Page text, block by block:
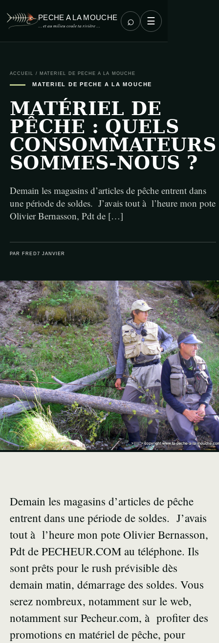
PECHE A LA MOUCHE
… et au milieu coule ta rivière … ⌕ ☰
ACCUEIL / MATERIEL DE PECHE A LA MOUCHE
MATERIEL DE PECHE A LA MOUCHE
MATÉRIEL DE
PÊCHE : QUELS
CONSOMMATEURS
SOMMES-NOUS ?
Demain les magasins d’articles de pêche entrent dans
une période de soldes. J’avais tout à l’heure mon pote
Olivier Bernasson, Pdt de […]
PAR FRED 7 JANVIER
Demain les magasins d’articles de pêche
entrent dans une période de soldes. J’avais
tout à l’heure mon pote Olivier Bernasson,
Pdt de PECHEUR.COM au téléphone. Ils
sont prêts pour le rush prévisible dès
demain matin, démarrage des soldes. Vous
serez nombreux, notamment sur le web,
notamment sur Pecheur.com, à profiter des
promotions en matériel de pêche, pour